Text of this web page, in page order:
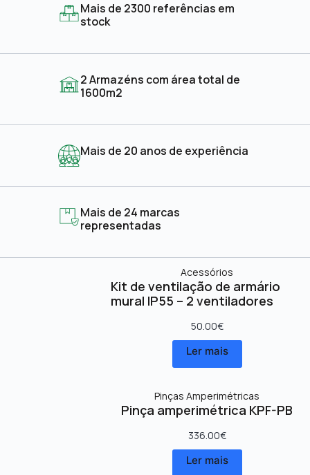
Mais de 2300 referências em
stock
2 Armazéns com área total de
1600m2
Mais de 20 anos de experiência
Mais de 24 marcas
representadas
Acessórios
Kit de ventilação de armário
mural IP55 – 2 ventiladores
50.00€
Ler mais
Pinças Amperimétricas
Pinça amperimétrica KPF-PB
336.00€
Ler mais